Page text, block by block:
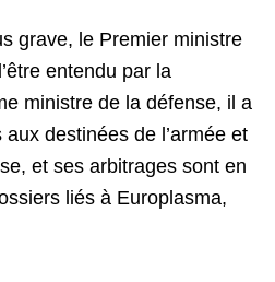
grave, le Premier ministre
entendu par la
ministre de la défense, il a
destinées de l’armée et
et ses arbitrages sont en
liés à Europlasma,